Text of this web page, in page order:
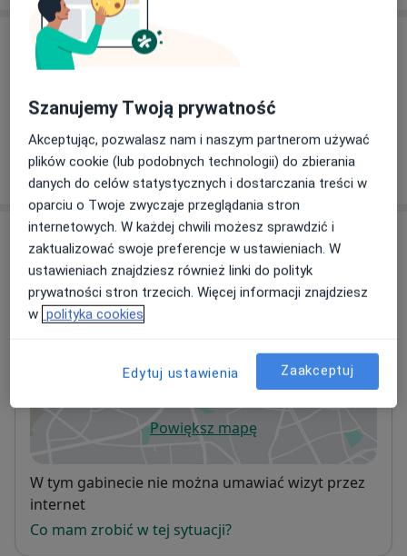
Usługi i ceny
Od 120 zł Szczegóły
W jaki sposób ustalane są ceny?
Adresy (5)
Adres 1 Adres 2 Adres 3 Adres 4
Wysokie Brzegi 4,32-600Oświęcim
Powiększ mapęotwiera się w nowej karcie
Dostępność
W tym gabinecie nie można umawiać wizyt przez
internet
Co mam zrobić w tej sytuacji?
Szanujemy Twoją prywatność
Akceptując, pozwalasz nam i naszym partnerom używać
plików cookie (lub podobnych technologii) do zbierania
danych do celów statystycznych i dostarczania treści w
oparciu o Twoje zwyczaje przeglądania stron
internetowych. W każdej chwili możesz sprawdzić i
zaktualizować swoje preferencje w ustawieniach. W
ustawieniach znajdziesz również linki do polityk
prywatności stron trzecich. Więcej informacji znajdziesz
w polityka cookies
Edytuj ustawienia Zaakceptuj